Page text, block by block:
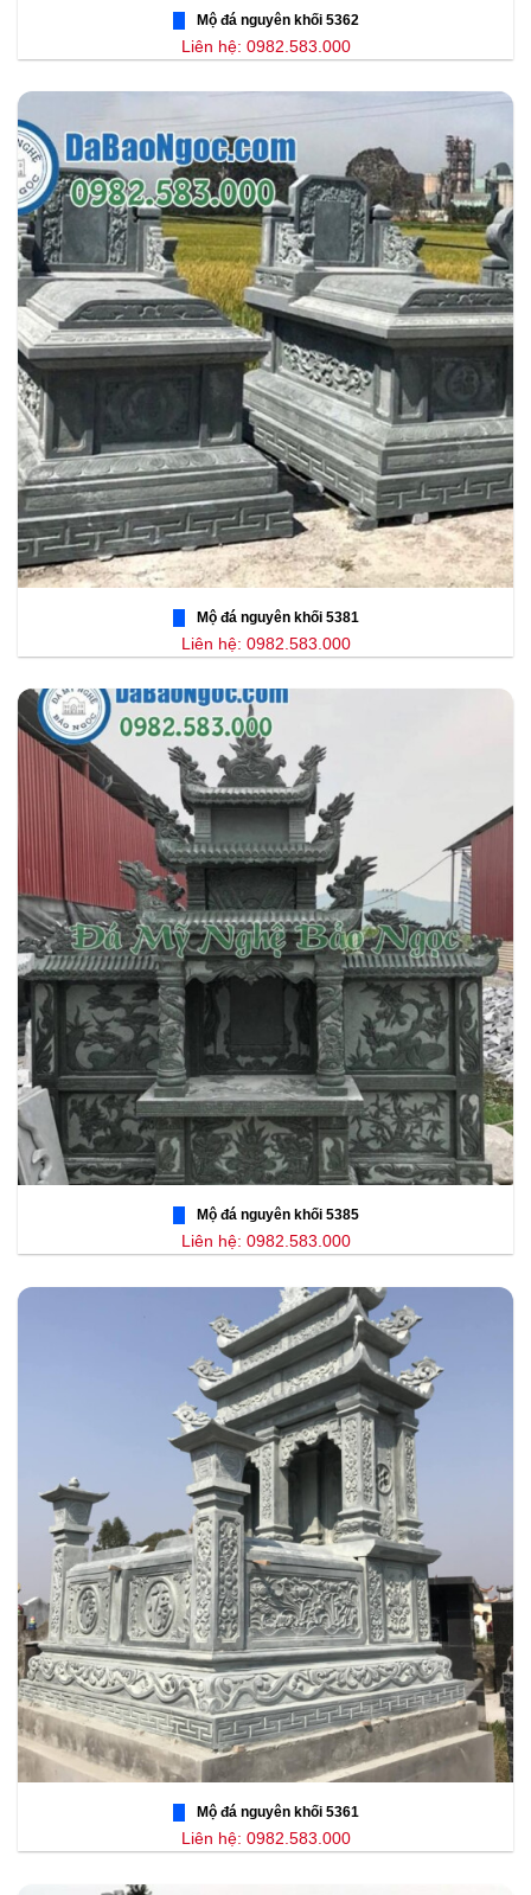
Mộ đá nguyên khối 5362
Liên hệ: 0982.583.000
Mộ đá nguyên khối 5381
Liên hệ: 0982.583.000
Mộ đá nguyên khối 5385
Liên hệ: 0982.583.000
Mộ đá nguyên khối 5361
Liên hệ: 0982.583.000